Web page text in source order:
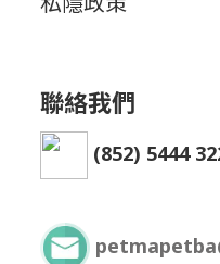
聯絡我們
(852) 5444